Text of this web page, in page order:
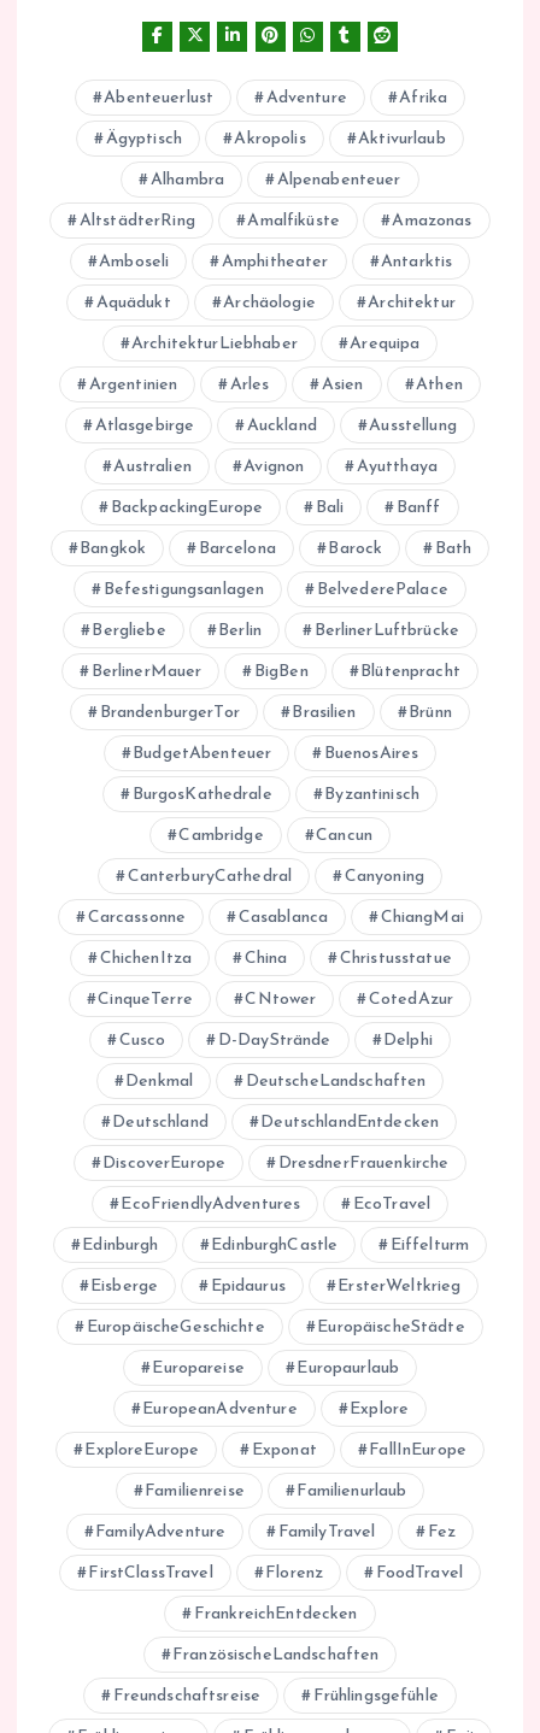
Abenteuerlust Adventure Afrika
Ägyptisch Akropolis Aktivurlaub
Alhambra Alpenabenteuer
AltstädterRing Amalfiküste Amazonas
Amboseli Amphitheater Antarktis
Aquädukt Archäologie Architektur
ArchitekturLiebhaber Arequipa
Argentinien Arles Asien Athen
Atlasgebirge Auckland Ausstellung
Australien Avignon Ayutthaya
BackpackingEurope Bali Banff
Bangkok Barcelona Barock Bath
Befestigungsanlagen BelvederePalace
Bergliebe Berlin BerlinerLuftbrücke
BerlinerMauer BigBen Blütenpracht
BrandenburgerTor Brasilien Brünn
BudgetAbenteuer BuenosAires
BurgosKathedrale Byzantinisch
Cambridge Cancun
CanterburyCathedral Canyoning
Carcassonne Casablanca ChiangMai
ChichenItza China Christusstatue
CinqueTerre CNtower CotedAzur
Cusco D-DayStrände Delphi
Denkmal DeutscheLandschaften
Deutschland DeutschlandEntdecken
DiscoverEurope DresdnerFrauenkirche
EcoFriendlyAdventures EcoTravel
Edinburgh EdinburghCastle Eiffelturm
Eisberge Epidaurus ErsterWeltkrieg
EuropäischeGeschichte EuropäischeStädte
Europareise Europaurlaub
EuropeanAdventure Explore
ExploreEurope Exponat FallInEurope
Familienreise Familienurlaub
FamilyAdventure FamilyTravel Fez
FirstClassTravel Florenz FoodTravel
FrankreichEntdecken
FranzösischeLandschaften
Freundschaftsreise Frühlingsgefühle